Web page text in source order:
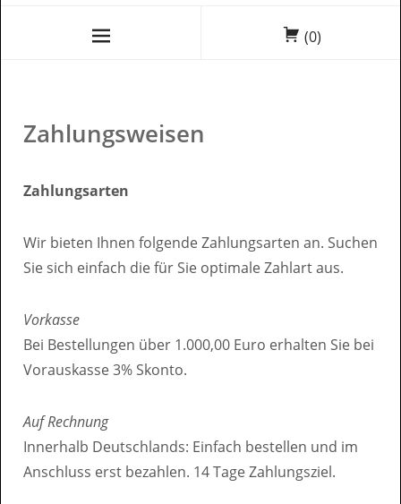
(0)
Zahlungsweisen
Zahlungsarten
Wir bieten Ihnen folgende Zahlungsarten an. Suchen
Sie sich einfach die für Sie optimale Zahlart aus.
Vorkasse
Bei Bestellungen über 1.000,00 Euro erhalten Sie bei
Vorauskasse 3% Skonto.
Auf Rechnung
Innerhalb Deutschlands: Einfach bestellen und im
Anschluss erst bezahlen. 14 Tage Zahlungsziel.